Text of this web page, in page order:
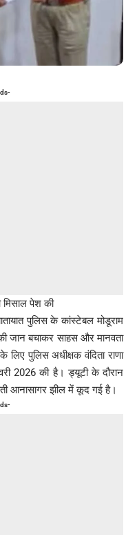
मिसाल पेश की
पुलिस के कांस्टेबल मोडूराम
जान बचाकर साहस और मानवता
लिए पुलिस अधीक्षक वंदिता राणा
2026 की है। ड्यूटी के दौरान
आनासागर झील में कूद गई है।